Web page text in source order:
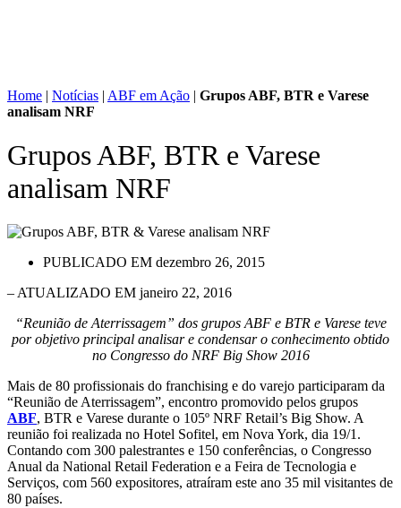
Home | Notícias | ABF em Ação | Grupos ABF, BTR e Varese
analisam NRF
Grupos ABF, BTR e Varese
analisam NRF
PUBLICADO EM dezembro 26, 2015
– ATUALIZADO EM janeiro 22, 2016
“Reunião de Aterrissagem” dos grupos ABF e BTR e Varese teve
por objetivo principal analisar e condensar o conhecimento obtido
no Congresso do NRF Big Show 2016
Mais de 80 profissionais do franchising e do varejo participaram da
“Reunião de Aterrissagem”, encontro promovido pelos grupos
ABF, BTR e Varese durante o 105º NRF Retail’s Big Show. A
reunião foi realizada no Hotel Sofitel, em Nova York, dia 19/1.
Contando com 300 palestrantes e 150 conferências, o Congresso
Anual da National Retail Federation e a Feira de Tecnologia e
Serviços, com 560 expositores, atraíram este ano 35 mil visitantes de
80 países.